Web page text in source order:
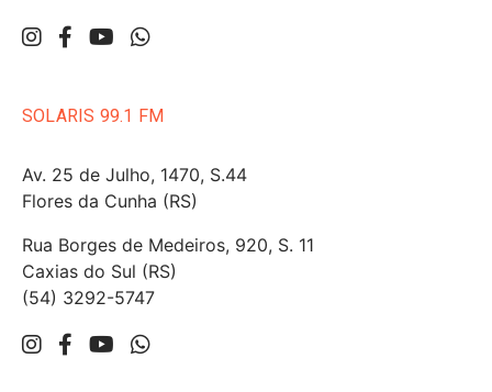
SOLARIS 99.1 FM
Av. 25 de Julho, 1470, S.44
Flores da Cunha (RS)
Rua Borges de Medeiros, 920, S. 11
Caxias do Sul (RS)
(54) 3292-5747